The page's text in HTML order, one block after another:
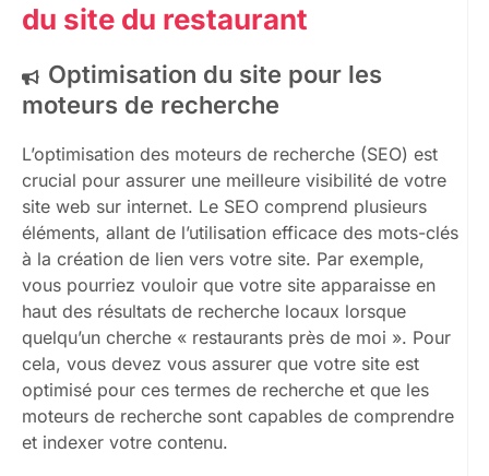
du site du restaurant
Optimisation du site pour les
moteurs de recherche
L’optimisation des moteurs de recherche (SEO) est
crucial pour assurer une meilleure visibilité de votre
site web sur internet. Le SEO comprend plusieurs
éléments, allant de l’utilisation efficace des mots-clés
à la création de lien vers votre site. Par exemple,
vous pourriez vouloir que votre site apparaisse en
haut des résultats de recherche locaux lorsque
quelqu’un cherche « restaurants près de moi ». Pour
cela, vous devez vous assurer que votre site est
optimisé pour ces termes de recherche et que les
moteurs de recherche sont capables de comprendre
et indexer votre contenu.